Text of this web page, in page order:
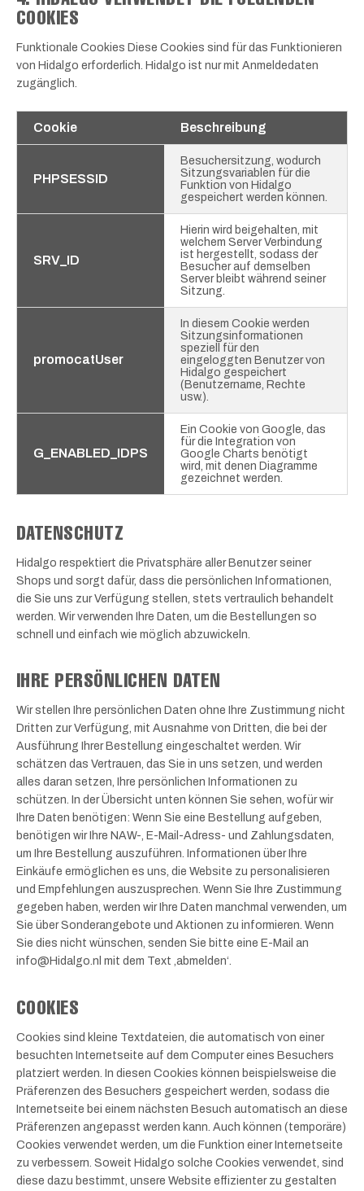
COOKIES
Funktionale Cookies Diese Cookies sind für das Funktionieren
von Hidalgo erforderlich. Hidalgo ist nur mit Anmeldedaten
zugänglich.
Cookie Beschreibung
PHPSESSID
Besuchersitzung, wodurch
Sitzungsvariablen für die
Funktion von Hidalgo
gespeichert werden können.
SRV_ID
Hierin wird beigehalten, mit
welchem Server Verbindung
ist hergestellt, sodass der
Besucher auf demselben
Server bleibt während seiner
Sitzung.
promocatUser
In diesem Cookie werden
Sitzungsinformationen
speziell für den
eingeloggten Benutzer von
Hidalgo gespeichert
(Benutzername, Rechte
usw.).
G_ENABLED_IDPS
Ein Cookie von Google, das
für die Integration von
Google Charts benötigt
wird, mit denen Diagramme
gezeichnet werden.
DATENSCHUTZ
Hidalgo respektiert die Privatsphäre aller Benutzer seiner
Shops und sorgt dafür, dass die persönlichen Informationen,
die Sie uns zur Verfügung stellen, stets vertraulich behandelt
werden. Wir verwenden Ihre Daten, um die Bestellungen so
schnell und einfach wie möglich abzuwickeln.
IHRE PERSÖNLICHEN DATEN
Wir stellen Ihre persönlichen Daten ohne Ihre Zustimmung nicht
Dritten zur Verfügung, mit Ausnahme von Dritten, die bei der
Ausführung Ihrer Bestellung eingeschaltet werden. Wir
schätzen das Vertrauen, das Sie in uns setzen, und werden
alles daran setzen, Ihre persönlichen Informationen zu
schützen. In der Übersicht unten können Sie sehen, wofür wir
Ihre Daten benötigen: Wenn Sie eine Bestellung aufgeben,
benötigen wir Ihre NAW-, E-Mail-Adress- und Zahlungsdaten,
um Ihre Bestellung auszuführen. Informationen über Ihre
Einkäufe ermöglichen es uns, die Website zu personalisieren
und Empfehlungen auszusprechen. Wenn Sie Ihre Zustimmung
gegeben haben, werden wir Ihre Daten manchmal verwenden, um
Sie über Sonderangebote und Aktionen zu informieren. Wenn
Sie dies nicht wünschen, senden Sie bitte eine E-Mail an
info@Hidalgo.nl mit dem Text ‚abmelden‘.
COOKIES
Cookies sind kleine Textdateien, die automatisch von einer
besuchten Internetseite auf dem Computer eines Besuchers
platziert werden. In diesen Cookies können beispielsweise die
Präferenzen des Besuchers gespeichert werden, sodass die
Internetseite bei einem nächsten Besuch automatisch an diese
Präferenzen angepasst werden kann. Auch können (temporäre)
Cookies verwendet werden, um die Funktion einer Internetseite
zu verbessern. Soweit Hidalgo solche Cookies verwendet, sind
diese dazu bestimmt, unsere Website effizienter zu gestalten